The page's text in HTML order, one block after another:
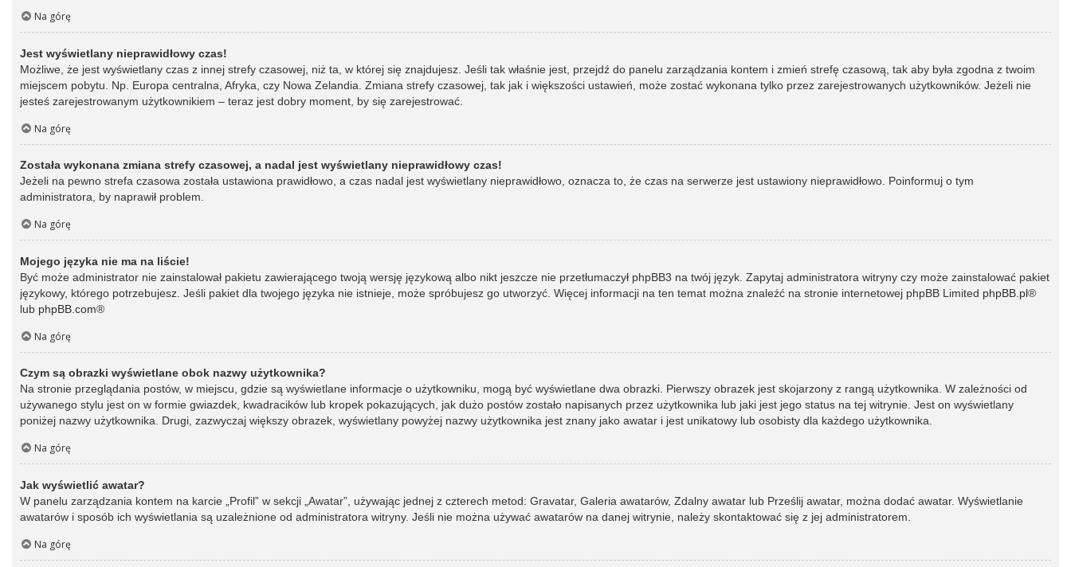
Na górę
Jest wyświetlany nieprawidłowy czas!
Możliwe, że jest wyświetlany czas z innej strefy czasowej, niż ta, w której się znajdujesz. Jeśli tak właśnie jest, przejdź do panelu zarządzania kontem i zmień strefę czasową, tak aby była zgodna z twoim
miejscem pobytu. Np. Europa centralna, Afryka, czy Nowa Zelandia. Zmiana strefy czasowej, tak jak i większości ustawień, może zostać wykonana tylko przez zarejestrowanych użytkowników. Jeżeli nie
jesteś zarejestrowanym użytkownikiem – teraz jest dobry moment, by się zarejestrować.
Na górę
Została wykonana zmiana strefy czasowej, a nadal jest wyświetlany nieprawidłowy czas!
Jeżeli na pewno strefa czasowa została ustawiona prawidłowo, a czas nadal jest wyświetlany nieprawidłowo, oznacza to, że czas na serwerze jest ustawiony nieprawidłowo. Poinformuj o tym
administratora, by naprawił problem.
Na górę
Mojego języka nie ma na liście!
Być może administrator nie zainstalował pakietu zawierającego twoją wersję językową albo nikt jeszcze nie przetłumaczył phpBB3 na twój język. Zapytaj administratora witryny czy może zainstalować pakiet
językowy, którego potrzebujesz. Jeśli pakiet dla twojego języka nie istnieje, może spróbujesz go utworzyć. Więcej informacji na ten temat można znaleźć na stronie internetowej phpBB Limited phpBB.pl®
lub phpBB.com®
Na górę
Czym są obrazki wyświetlane obok nazwy użytkownika?
Na stronie przeglądania postów, w miejscu, gdzie są wyświetlane informacje o użytkowniku, mogą być wyświetlane dwa obrazki. Pierwszy obrazek jest skojarzony z rangą użytkownika. W zależności od
używanego stylu jest on w formie gwiazdek, kwadracików lub kropek pokazujących, jak dużo postów zostało napisanych przez użytkownika lub jaki jest jego status na tej witrynie. Jest on wyświetlany
poniżej nazwy użytkownika. Drugi, zazwyczaj większy obrazek, wyświetlany powyżej nazwy użytkownika jest znany jako awatar i jest unikatowy lub osobisty dla każdego użytkownika.
Na górę
Jak wyświetlić awatar?
W panelu zarządzania kontem na karcie „Profil” w sekcji „Awatar”, używając jednej z czterech metod: Gravatar, Galeria awatarów, Zdalny awatar lub Prześlij awatar, można dodać awatar. Wyświetlanie
awatarów i sposób ich wyświetlania są uzależnione od administratora witryny. Jeśli nie można używać awatarów na danej witrynie, należy skontaktować się z jej administratorem.
Na górę